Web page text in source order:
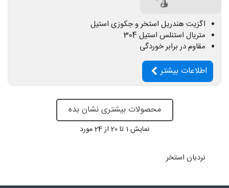
اگزیت هندریل استخر و جکوزی استیل
متریال استنلس استیل 304
مقاوم در برابر خوردگی
اطلاعات بیشتر
محصولات بیشتری نشان بده
نمایش 1 تا 20 از 24 مورد
نردبان استخر